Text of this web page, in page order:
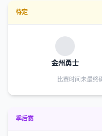
待定
金州勇士
比赛时间未最终
季后赛